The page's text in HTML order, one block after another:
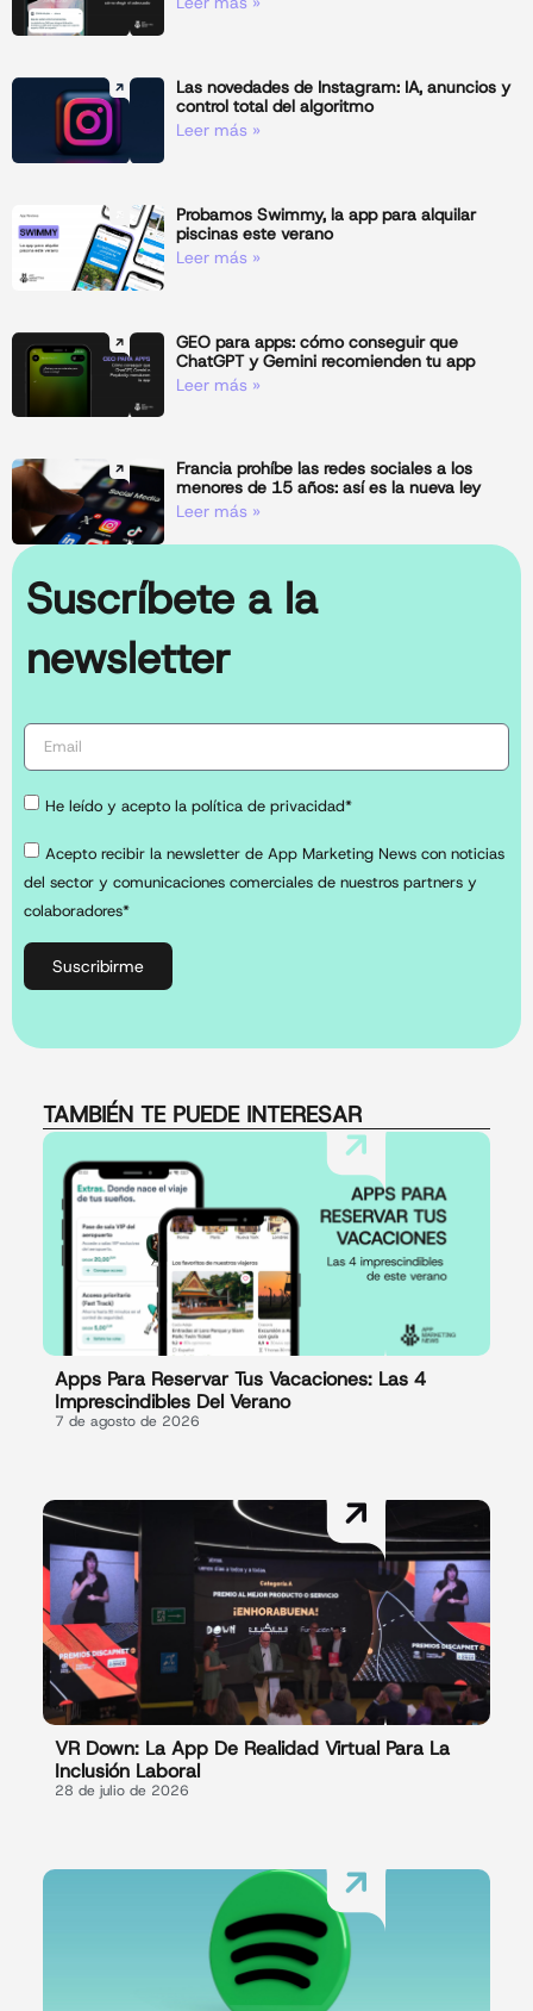
Las novedades de Instagram: IA, anuncios y
control total del algoritmo
Leer más »
Probamos Swimmy, la app para alquilar
piscinas este verano
Leer más »
GEO para apps: cómo conseguir que
ChatGPT y Gemini recomienden tu app
Leer más »
Francia prohíbe las redes sociales a los
menores de 15 años: así es la nueva ley
Leer más »
Suscríbete a la
newsletter
He leído y acepto la política de privacidad*
Acepto recibir la newsletter de App Marketing News con noticias
del sector y comunicaciones comerciales de nuestros partners y
colaboradores*
Suscribirme
TAMBIÉN TE PUEDE INTERESAR
Apps Para Reservar Tus Vacaciones: Las 4
Imprescindibles Del Verano
7 de agosto de 2026
VR Down: La App De Realidad Virtual Para La
Inclusión Laboral
28 de julio de 2026